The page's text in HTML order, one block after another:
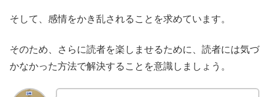
そして、感情をかき乱されることを求めています。
そのため、さらに読者を楽しませるために、読者には気づ
かなかった方法で解決することを意識しましょう。